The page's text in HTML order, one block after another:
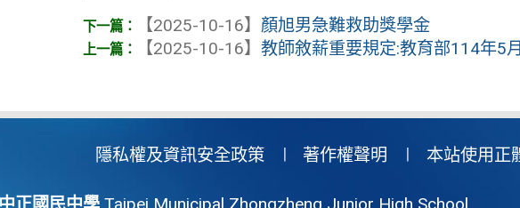
【2025-10-16】 顏旭男急難救助獎學金
【2025-10-16】教師敘薪重要規定:教育部114年5
隱私權及資訊安全政策 著作權聲明 本站使用正
正國民中學Taipei Municipal Zhongzheng Junior High School